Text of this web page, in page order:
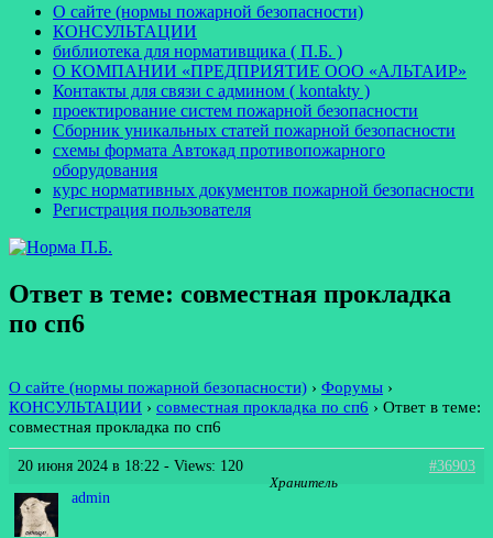
О сайте (нормы пожарной безопасности)
КОНСУЛЬТАЦИИ
библиотека для нормативщика ( П.Б. )
О КОМПАНИИ «ПРЕДПРИЯТИЕ ООО «АЛЬТАИР»
Контакты для связи с админом ( kontakty )
проектирование систем пожарной безопасности
Сборник уникальных статей пожарной безопасности
схемы формата Автокад противопожарного
оборудования
курс нормативных документов пожарной безопасности
Регистрация пользователя
Ответ в теме: совместная прокладка
по сп6
О сайте (нормы пожарной безопасности) › Форумы ›
КОНСУЛЬТАЦИИ › совместная прокладка по сп6 › Ответ в теме:
совместная прокладка по сп6
20 июня 2024 в 18:22 - Views: 120
#36903
admin
Хранитель